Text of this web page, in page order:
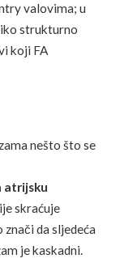
valovima; u
strukturno
koji FA
nešto što se
atrijsku
skraćuje
da sljedeća
je kaskadni.